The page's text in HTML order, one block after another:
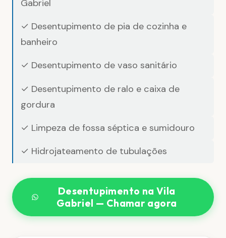
Gabriel
✓ Desentupimento de pia de cozinha e
banheiro
✓ Desentupimento de vaso sanitário
✓ Desentupimento de ralo e caixa de
gordura
✓ Limpeza de fossa séptica e sumidouro
✓ Hidrojateamento de tubulações
Desentupimento na Vila
Gabriel — Chamar agora